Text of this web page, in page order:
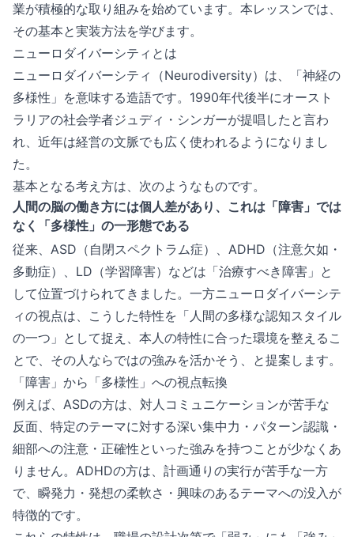
業が積極的な取り組みを始めています。本レッスンでは、
その基本と実装方法を学びます。
ニューロダイバーシティとは
ニューロダイバーシティ（Neurodiversity）は、「神経の
多様性」を意味する造語です。1990年代後半にオースト
ラリアの社会学者ジュディ・シンガーが提唱したと言わ
れ、近年は経営の文脈でも広く使われるようになりまし
た。
基本となる考え方は、次のようなものです。
人間の脳の働き方には個人差があり、これは「障害」では
なく「多様性」の一形態である
従来、ASD（自閉スペクトラム症）、ADHD（注意欠如・
多動症）、LD（学習障害）などは「治療すべき障害」と
して位置づけられてきました。一方ニューロダイバーシテ
ィの視点は、こうした特性を「人間の多様な認知スタイル
の一つ」として捉え、本人の特性に合った環境を整えるこ
とで、その人ならではの強みを活かそう、と提案します。
「障害」から「多様性」への視点転換
例えば、ASDの方は、対人コミュニケーションが苦手な
反面、特定のテーマに対する深い集中力・パターン認識・
細部への注意・正確性といった強みを持つことが少なくあ
りません。ADHDの方は、計画通りの実行が苦手な一方
で、瞬発力・発想の柔軟さ・興味のあるテーマへの没入が
特徴的です。